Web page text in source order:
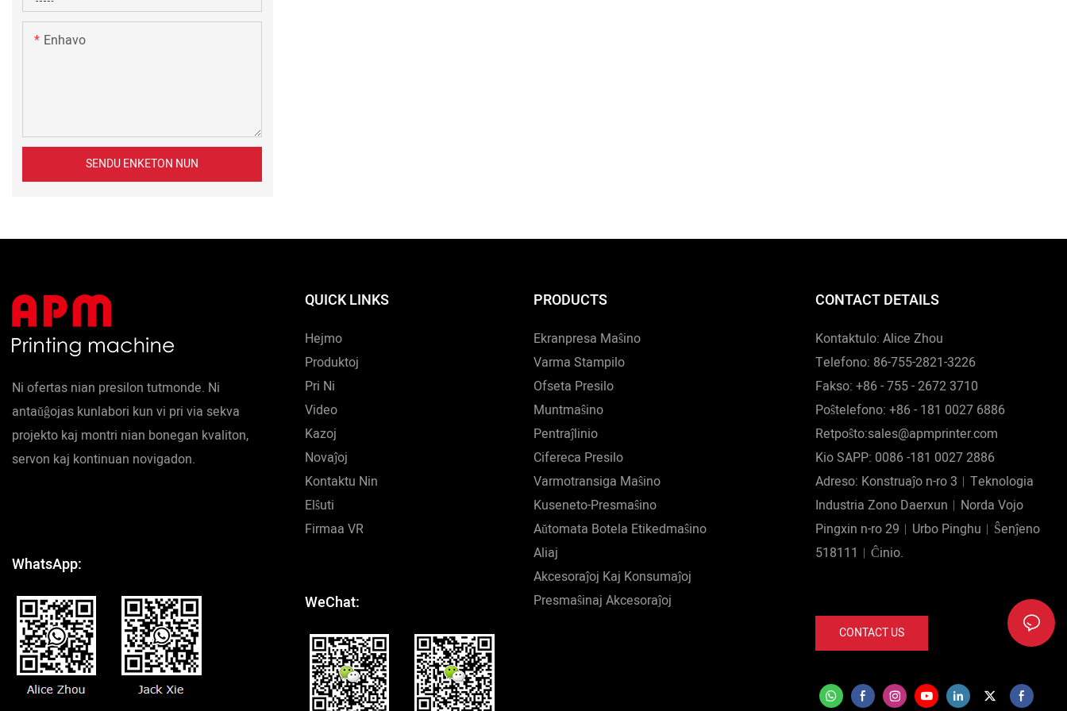
Enhavo
SENDU ENKETON NUN
Ni ofertas nian presilon tutmonde. Ni
antaŭĝojas kunlabori kun vi pri via sekva
projekto kaj montri nian bonegan kvaliton,
servon kaj kontinuan novigadon.
WhatsApp:
QUICK LINKS
Hejmo
Produktoj
Pri Ni
Video
Kazoj
Novaĵoj
Kontaktu Nin
Elŝuti
Firmaa VR
WeChat:
PRODUCTS
Ekranpresa Maŝino
Varma Stampilo
Ofseta Presilo
Muntmaŝino
Pentraĵlinio
Cifereca Presilo
Varmotransiga Maŝino
Kuseneto-Presmaŝino
Aŭtomata Botela Etikedmaŝino
Aliaj
Akcesoraĵoj Kaj Konsumaĵoj
Presmaŝinaj Akcesoraĵoj
CONTACT DETAILS
Kontaktulo: Alice Zhou
Telefono: 86-755-2821-3226
Fakso: +86 - 755 - 2672 3710
Poŝtelefono: +86 - 181 0027 6886
Retpoŝto:sales@apmprinter.com
Kio SAPP: 0086 -181 0027 2886
Adreso: Konstruaĵo n-ro 3︱Teknologia
Industria Zono Daerxun︱Norda Vojo
Pingxin n-ro 29︱Urbo Pinghu︱Ŝenĵeno
518111︱Ĉinio.
CONTACT US